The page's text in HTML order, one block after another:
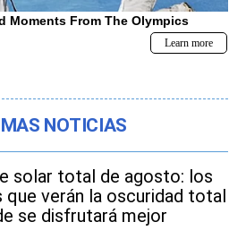
NOTICIAS
solar total de agosto: los
que verán la oscuridad total
se disfrutará mejor